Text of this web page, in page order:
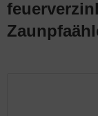
für Tore